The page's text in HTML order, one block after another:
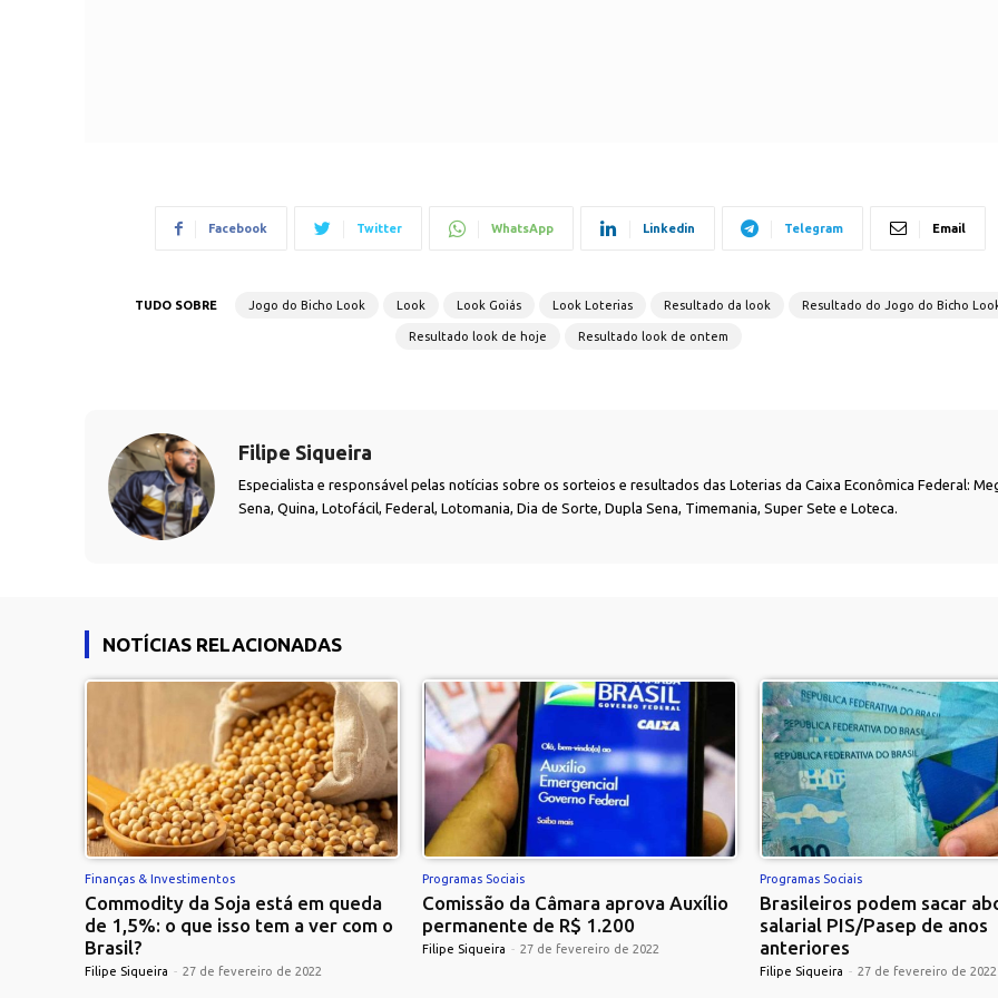
Facebook Twitter WhatsApp Linkedin Telegram Email
TUDO SOBRE Jogo do Bicho Look Look Look Goiás Look Loterias Resultado da look Resultado do Jogo do Bicho
Resultado look de hoje Resultado look de ontem
Filipe Siqueira
Especialista e responsável pelas notícias sobre os sorteios e resultados das Loterias da Caixa Econômica Federal:
Sena, Quina, Lotofácil, Federal, Lotomania, Dia de Sorte, Dupla Sena, Timemania, Super Sete e Loteca.
NOTÍCIAS RELACIONADAS
Finanças & Investimentos
Commodity da Soja está em queda
de 1,5%: o que isso tem a ver com o
Brasil?
Filipe Siqueira - 27 de fevereiro de 2022
Programas Sociais
Comissão da Câmara aprova Auxílio
permanente de R$ 1.200
Filipe Siqueira - 27 de fevereiro de 2022
Programas Sociais
Brasileiros podem sacar
salarial PIS/Pasep de anos
anteriores
Filipe Siqueira - 27 de fevereiro de 2022